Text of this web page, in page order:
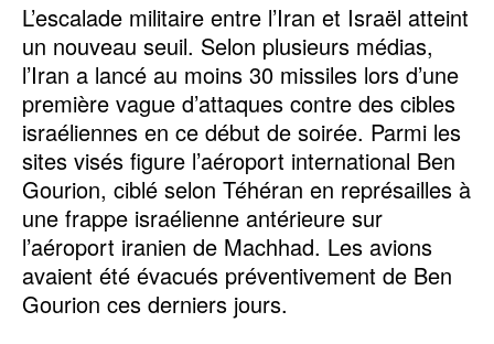
L’escalade militaire entre l’Iran et Israël atteint
un nouveau seuil. Selon plusieurs médias,
l’Iran a lancé au moins 30 missiles lors d’une
première vague d’attaques contre des cibles
israéliennes en ce début de soirée. Parmi les
sites visés figure l’aéroport international Ben
Gourion, ciblé selon Téhéran en représailles à
une frappe israélienne antérieure sur
l’aéroport iranien de Machhad. Les avions
avaient été évacués préventivement de Ben
Gourion ces derniers jours.